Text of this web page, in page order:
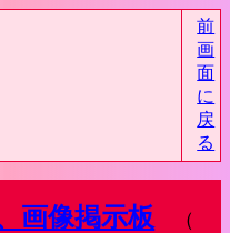
前
画
面
に
戻
る
画像掲示板
（